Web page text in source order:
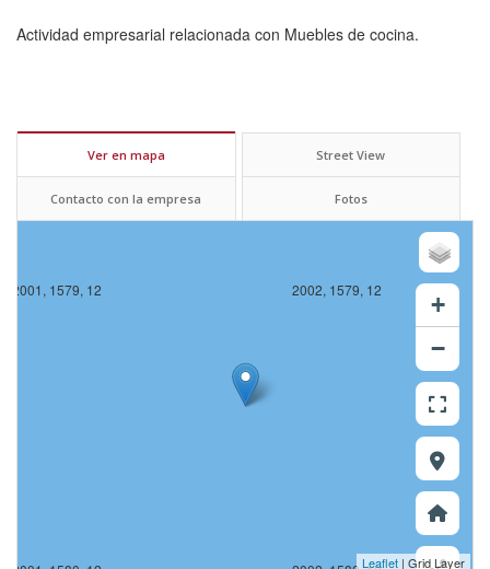
Actividad empresarial relacionada con Muebles de cocina.
Ver en mapa Street View
Contacto con la empresa Fotos
2001, 1579, 12 2002, 1579, 12
+
−
Leaflet | Grid Layer